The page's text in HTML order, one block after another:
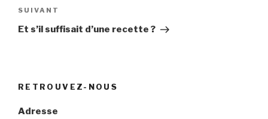
Article
suivant
SUIVANT
Et s’il suffisait d’une recette ?
RETROUVEZ-NOUS
Adresse